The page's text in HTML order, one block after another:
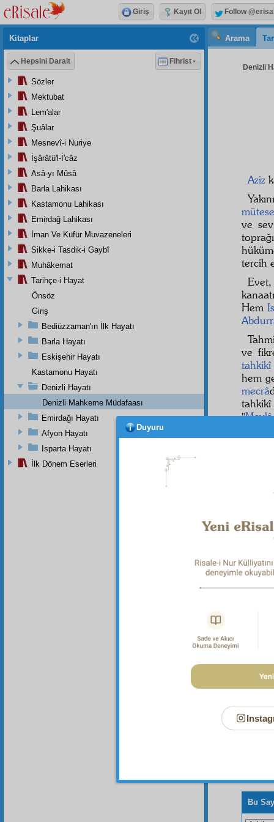
Arama
Denizli
Aziz
ve
tercih
Hem
ve
tahkikî
hem
mecrâ
"Mevlâ
Dipnot-1
Her
"Hiçbir
Bu
Kitaplar
Hepsini Daralt Fihrist
Sözler
Mektubat
Lem'alar
Şuâlar
Mesnevî-i Nuriye
İşârâtü'l-İ'câz
Asâ-yı Mûsâ
Barla Lahikası
Kastamonu Lahikası
Emirdağ Lahikası
İman Ve Küfür Muvazeneleri
Sikke-i Tasdik-i Gaybî
Muhâkemat
Tarihçe-i Hayat
Önsöz
Giriş
Bediüzzaman'ın İlk Hayatı
Barla Hayatı
Eskişehir Hayatı
Kastamonu Hayatı
Denizli Hayatı
Denizli Mahkeme Müdafaası
Emirdağı Hayatı
Afyon Hayatı
Isparta Hayatı
İlk Dönem Eserleri
Giriş Kayıt Ol Follow
Duyuru